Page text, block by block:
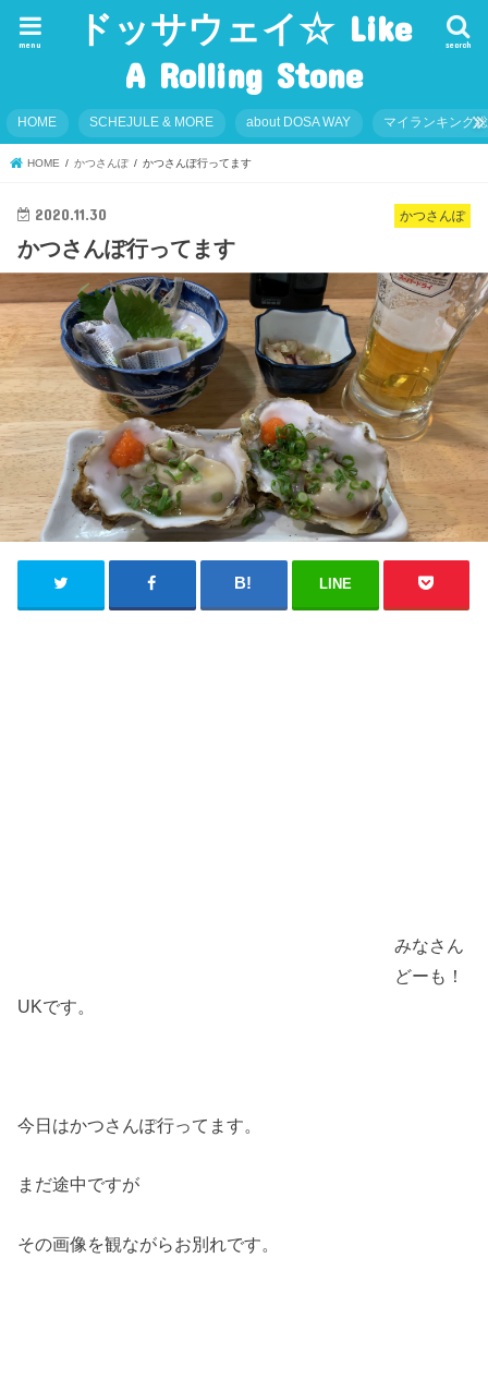
ドッサウェイ☆ Like
A Rolling Stone
search
menu
HOME SCHEJULE & MORE about DOSA WAY マイランキング
HOME かつさんぽ かつさんぽ行ってます
かつさんぽ
2020.11.30
かつさんぽ行ってます
LINE
みなさん
どーも！
UKです。
今日はかつさんぽ行ってます。
まだ途中ですが
その画像を観ながらお別れです。